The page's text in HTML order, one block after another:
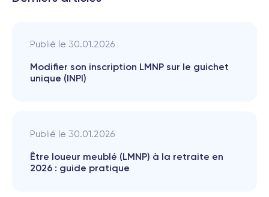
Publié le 30.01.2026
Modifier son inscription LMNP sur le guichet
unique (INPI)
Publié le 30.01.2026
Être loueur meublé (LMNP) à la retraite en
2026 : guide pratique